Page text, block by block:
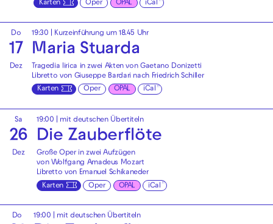
Karten Oper OPAL iCal
Do
17
Dez
19:30 | Kurzeinführung um 18.45 Uhr
Maria Stuarda
Tragedia lirica in zwei Akten von Gaetano Donizetti
Libretto von Giuseppe Bardari nach Friedrich Schiller
Karten
Oper OPAL iCal
Sa
26
Dez
19:00 mit deutschen Übertiteln
Die Zauberflöte
Große Oper in zwei Aufzügen
von Wolfgang Amadeus Mozart
Libretto von Emanuel Schikaneder
Karten
Oper OPAL iCal
Do 19:00 | mit deutschen Übertiteln